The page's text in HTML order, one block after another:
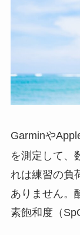
Garminや
を測定して、
れは練習の負
ありません。
素飽和度（